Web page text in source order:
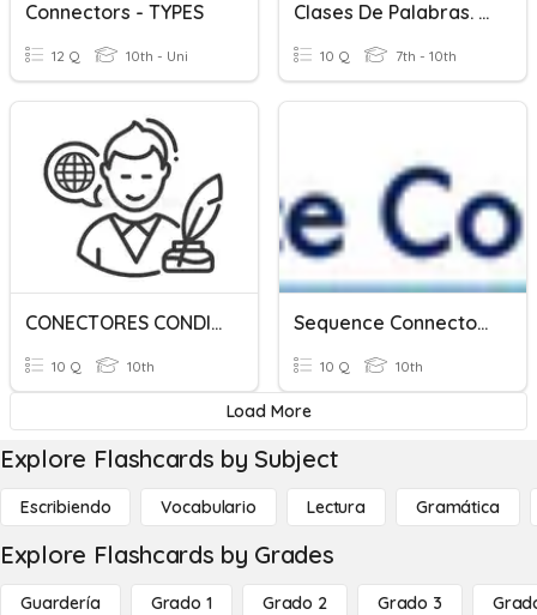
Connectors - TYPES
12 Q 10th - Uni
Clases De Palabras. Castellano
10 Q 7th - 10th
CONECTORES CONDICIONALES
10 Q 10th
Sequence Connectors
10 Q 10th
Load More
Explore Flashcards by Subject
Escribiendo Vocabulario Lectura Gramática
Explore Flashcards by Grades
Guardería Grado 1 Grado 2 Grado 3